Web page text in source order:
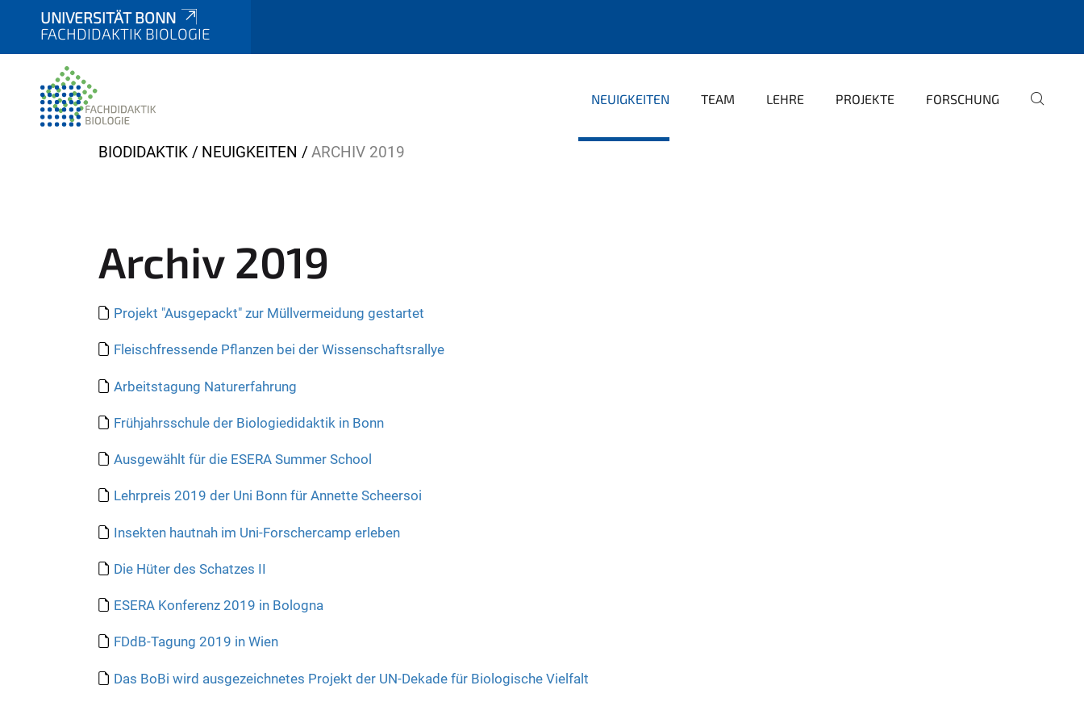
UNIVERSITÄT BONN
FACHDIDAKTIK BIOLOGIE
NEUIGKEITEN TEAM LEHRE PROJEKTE FORSCHUNG
Y
e
h
e
r
e
BIODIDAKTIK NEUIGKEITEN ARCHIV 2019
Archiv 2019
Projekt "Ausgepackt" zur Müllvermeidung gestartet
Fleischfressende Pflanzen bei der Wissenschaftsrallye
Arbeitstagung Naturerfahrung
Frühjahrsschule der Biologiedidaktik in Bonn
Ausgewählt für die ESERA Summer School
Lehrpreis 2019 der Uni Bonn für Annette Scheersoi
Insekten hautnah im Uni-Forschercamp erleben
Die Hüter des Schatzes II
ESERA Konferenz 2019 in Bologna
FDdB-Tagung 2019 in Wien
Das BoBi wird ausgezeichnetes Projekt der UN-Dekade für Biologische Vielfalt